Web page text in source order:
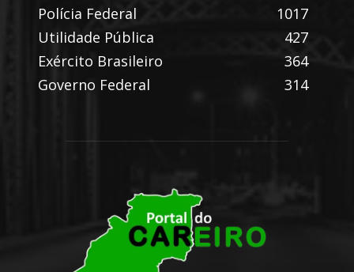
Polícia Federal
1017
Utilidade Pública
427
Exército Brasileiro
364
Governo Federal
314